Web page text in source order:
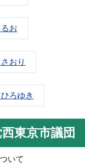
お
おり
ろゆき
西東京市議
いて